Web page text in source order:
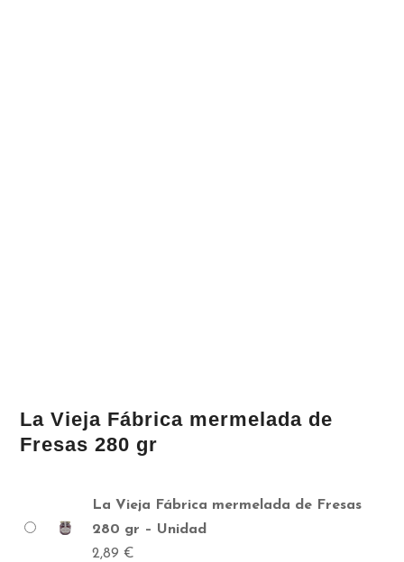
La Vieja Fábrica mermelada de
Fresas 280 gr
La Vieja Fábrica mermelada de Fresas
280 gr – Unidad
2,89€